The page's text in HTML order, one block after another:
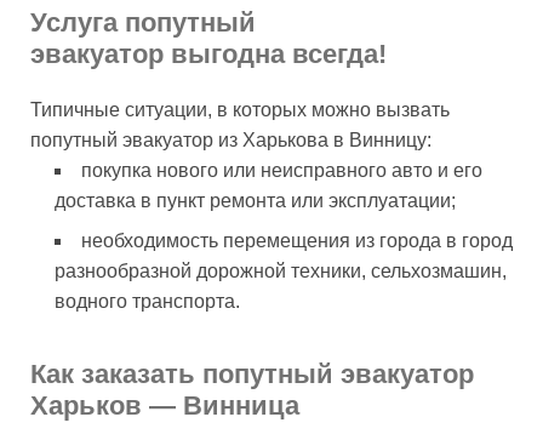
Услуга попутный
эвакуатор выгодна всегда!
Типичные ситуации, в которых можно вызвать
попутный эвакуатор из Харькова в Винницу:
покупка нового или неисправного авто и его
доставка в пункт ремонта или эксплуатации;
необходимость перемещения из города в город
разнообразной дорожной техники, сельхозмашин,
водного транспорта.
Как заказать попутный эвакуатор
Харьков — Винница